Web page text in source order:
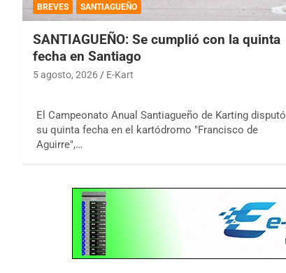
BREVES SANTIAGUEÑO
SANTIAGUEÑO: Se cumplió con la quinta
fecha en Santiago
5 agosto, 2026 E-Kart
El Campeonato Anual Santiagueño de Karting disputó
su quinta fecha en el kartódromo "Francisco de
Aguirre",…